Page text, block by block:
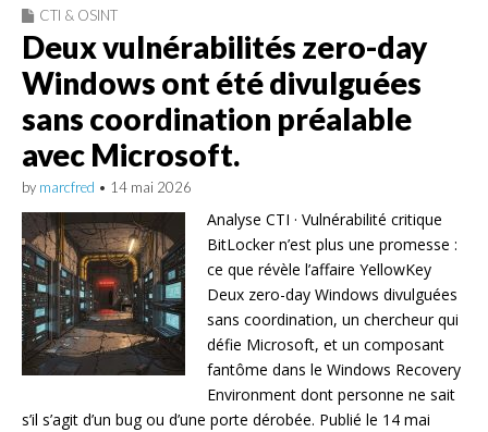
CTI & OSINT
Deux vulnérabilités zero-day
Windows ont été divulguées
sans coordination préalable
avec Microsoft.
by marcfred • 14 mai 2026
Analyse CTI · Vulnérabilité critique
BitLocker n’est plus une promesse :
ce que révèle l’affaire YellowKey
Deux zero-day Windows divulguées
sans coordination, un chercheur qui
défie Microsoft, et un composant
fantôme dans le Windows Recovery
Environment dont personne ne sait
s’il s’agit d’un bug ou d’une porte dérobée. Publié le 14 mai